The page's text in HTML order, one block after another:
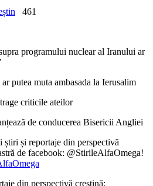
461
programului nuclear al Iranului ar
putea muta ambasada la Ierusalim
criticile ateilor
de conducerea Bisericii Angliei
știri și reportaje din perspectivă
de facebook: @StirileAlfaOmega!
din perspectivă creștină: